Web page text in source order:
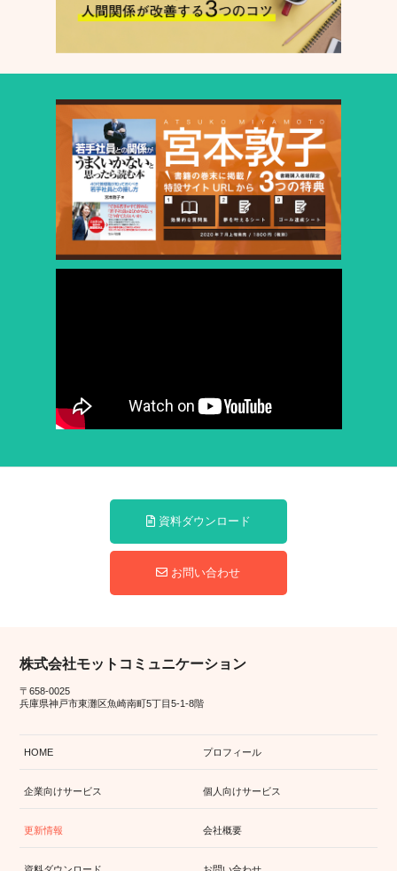
資料ダウンロード
お問い合わせ
株式会社モットコミュニケーション
〒658-0025
兵庫県神戸市東灘区魚崎南町5丁目5-1-8階
HOME プロフィール
企業向けサービス 個人向けサービス
更新情報 会社概要